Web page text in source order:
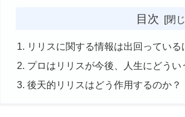
目次
リリスに関する情報は出回っている
プロはリリスが今後、人生にどう
後天的リリスはどう作用するのか？